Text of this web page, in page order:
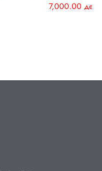
7,000.00 ден